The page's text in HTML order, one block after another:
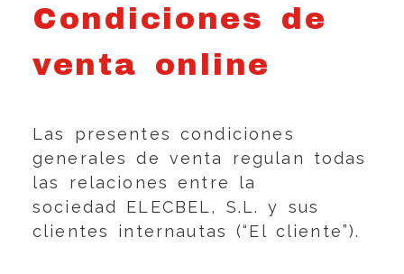
Condiciones de
venta online
Las presentes condiciones
generales de venta regulan todas
las relaciones entre la
sociedad ELECBEL, S.L.
y sus
clientes internautas (“El cliente”).